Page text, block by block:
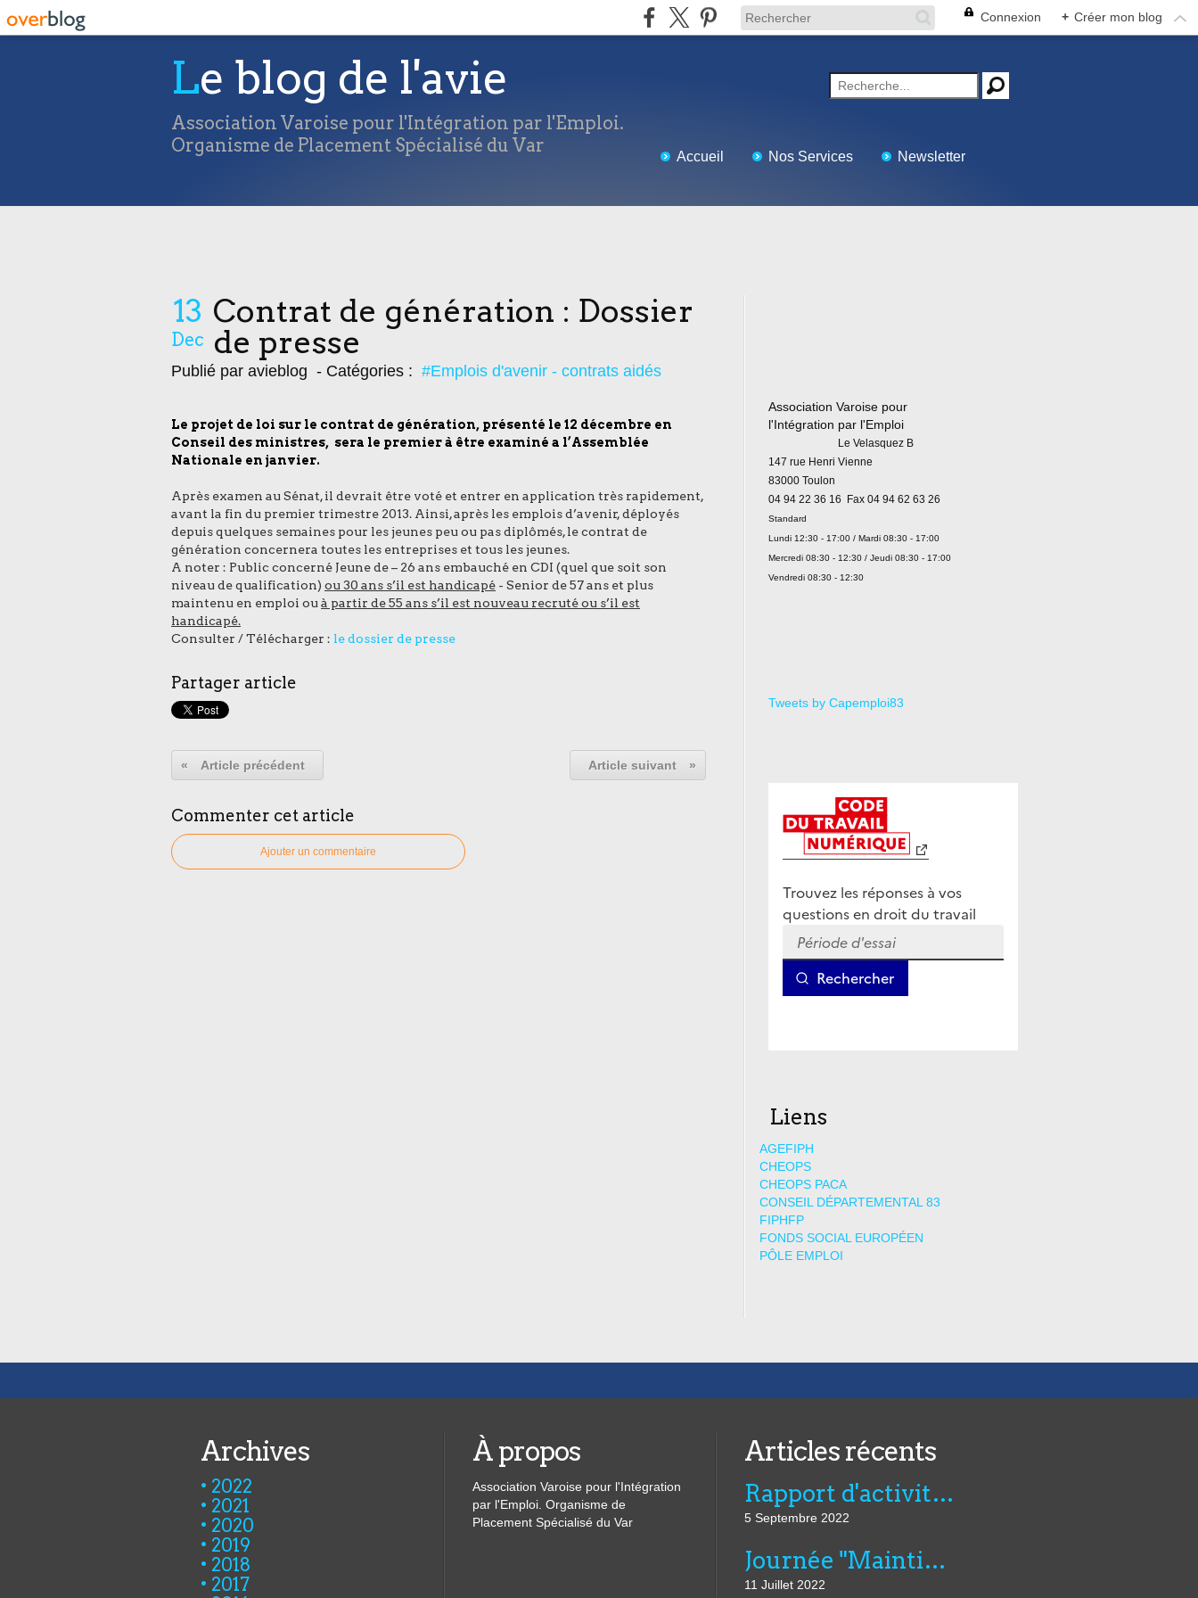
Connexion + Créer mon blog
Le blog de l'avie
Association Varoise pour l'Intégration par l'Emploi.
Organisme de Placement Spécialisé du Var
Accueil Nos Services Newsletter
13
Dec
Contrat de génération : Dossier
de presse
Publié par avieblog - Catégories : #Emplois d'avenir - contrats aidés
Le projet de loi sur le contrat de génération, présenté le 12 décembre en
Conseil des ministres, sera le premier à être examiné a l’Assemblée
Nationale en janvier.
Après examen au Sénat, il devrait être voté et entrer en application très rapidement,
avant la fin du premier trimestre 2013. Ainsi, après les emplois d’avenir, déployés
depuis quelques semaines pour les jeunes peu ou pas diplômés, le contrat de
génération concernera toutes les entreprises et tous les jeunes.
A noter : Public concerné Jeune de – 26 ans embauché en CDI (quel que soit son
niveau de qualification) ou 30 ans s’il est handicapé - Senior de 57 ans et plus
maintenu en emploi ou à partir de 55 ans s’il est nouveau recruté ou s’il est
handicapé.
Consulter / Télécharger : le dossier de presse
Partager article
« Article précédent Article suivant »
Commenter cet article
Ajouter un commentaire
Association Varoise pour
l'Intégration par l'Emploi
Le Velasquez B
147 rue Henri Vienne
83000 Toulon
04 94 22 36 16 Fax 04 94 62 63 26
Standard
Lundi 12:30 - 17:00 / Mardi 08:30 - 17:00
Mercredi 08:30 - 12:30 / Jeudi 08:30 - 17:00
Vendredi 08:30 - 12:30
Tweets by Capemploi83
Liens
AGEFIPH
CHEOPS
CHEOPS PACA
CONSEIL DÉPARTEMENTAL 83
FIPHFP
FONDS SOCIAL EUROPÉEN
PÔLE EMPLOI
Archives
2022
2021
2020
2019
2018
2017
À propos
Association Varoise pour l'Intégration
par l'Emploi. Organisme de
Placement Spécialisé du Var
Articles récents
Rapport d'activité de l'AVIE 2021
5 Septembre 2022
Journée "Maintien dans l’emploi, compensation et innovation technologique" du 07 juillet au CNFTP
11 Juillet 2022